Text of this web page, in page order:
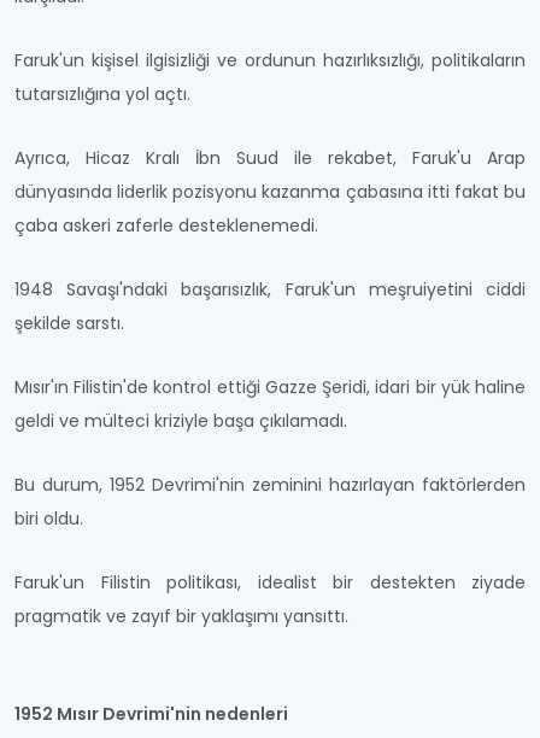
Faruk'un kişisel ilgisizliği ve ordunun hazırlıksızlığı, politikaların
tutarsızlığına yol açtı.
Ayrıca, Hicaz Kralı İbn Suud ile rekabet, Faruk'u Arap
dünyasında liderlik pozisyonu kazanma çabasına itti fakat bu
çaba askeri zaferle desteklenemedi.
1948 Savaşı'ndaki başarısızlık, Faruk'un meşruiyetini ciddi
şekilde sarstı.
Mısır'ın Filistin'de kontrol ettiği Gazze Şeridi, idari bir yük haline
geldi ve mülteci kriziyle başa çıkılamadı.
Bu durum, 1952 Devrimi'nin zeminini hazırlayan faktörlerden
biri oldu.
Faruk'un Filistin politikası, idealist bir destekten ziyade
pragmatik ve zayıf bir yaklaşımı yansıttı.
1952 Mısır Devrimi'nin nedenleri